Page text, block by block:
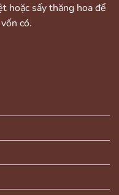
hoặc sấy thăng hoa để
có.